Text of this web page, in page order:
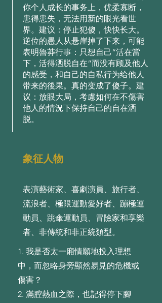
你个人成长的事务上，优柔寡断，
患得患失，无法用新的眼光看世
界。建议：停止犯傻，快快长大。
逆位的愚人从悬崖掉了下来，可能
表明魯莽行事：只想自己“活在當
下，活得洒脱自在”而没有顾及他人
的感受，和自己的自私行为给他人
带来的後果。真的变成了傻子。建
议：放眼大局，考慮如何在不傷害
他人的情況下保持自己的自在洒
脱。
象征人物
表演藝術家、喜劇演員、旅行者、
流浪者、極限運動愛好者、蹦極運
動員、跳傘運動員、冒險家和享樂
者、非傳統和非正統類型。
1. 我是否太⼀廂情願地投⼊理想
中，⽽忽略⾝旁顯然易⾒的危機或
傷害？
2. 滿腔熱⾎之際，也記得停下腳